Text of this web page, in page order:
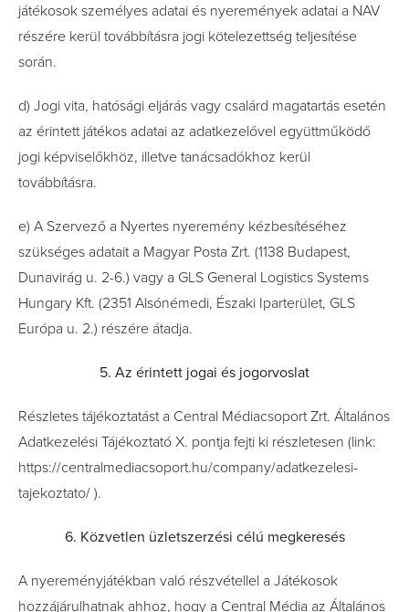
játékosok személyes adatai és nyeremények adatai a NAV
részére kerül továbbításra jogi kötelezettség teljesítése
során.
d) Jogi vita, hatósági eljárás vagy csalárd magatartás esetén
az érintett játékos adatai az adatkezelővel együttműködő
jogi képviselőkhöz, illetve tanácsadókhoz kerül
továbbításra.
e) A Szervező a Nyertes nyeremény kézbesítéséhez
szükséges adatait a Magyar Posta Zrt. (1138 Budapest,
Dunavirág u. 2-6.) vagy a GLS General Logistics Systems
Hungary Kft. (2351 Alsónémedi, Északi Iparterület, GLS
Európa u. 2.) részére átadja.
5. Az érintett jogai és jogorvoslat
Részletes tájékoztatást a Central Médiacsoport Zrt. Általános
Adatkezelési Tájékoztató X. pontja fejti ki részletesen (link:
https://centralmediacsoport.hu/company/adatkezelesi-
tajekoztato/ ).
6. Közvetlen üzletszerzési célú megkeresés
A nyereményjátékban való részvétellel a Játékosok
hozzájárulhatnak ahhoz, hogy a Central Média az Általános